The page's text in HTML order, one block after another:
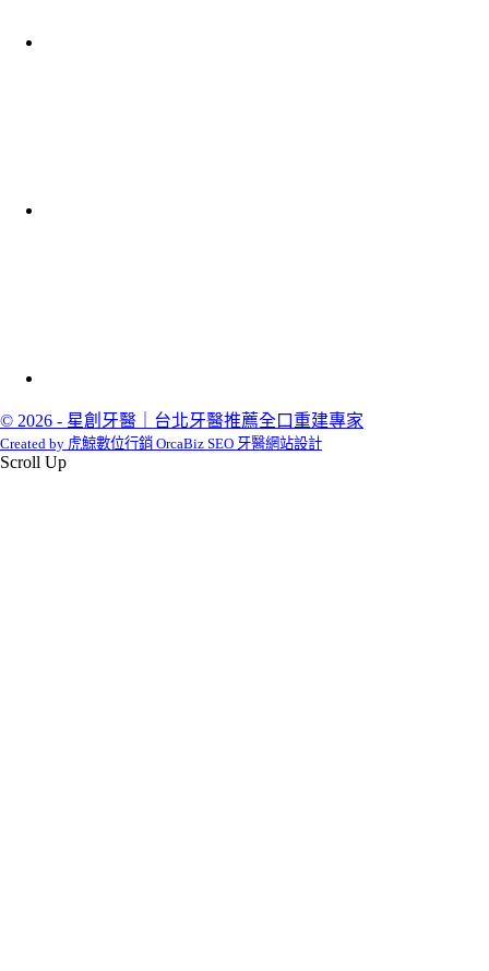
© 2026 - 星創牙醫｜台北牙醫推薦全口重建專家
Created by 虎鯨數位行銷 OrcaBiz SEO 牙醫網站設計
Scroll Up